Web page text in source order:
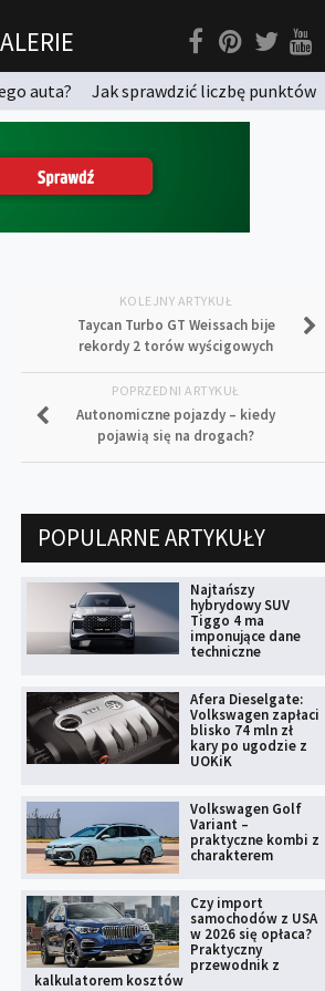
auta?
Jak sprawdzić liczbę punktów
KOLEJNY ARTYKUŁ
Taycan Turbo GT Weissach bije
rekordy 2 torów wyścigowych
POPRZEDNI ARTYKUŁ
Autonomiczne pojazdy – kiedy
pojawią się na drogach?
POPULARNE ARTYKUŁY
Najtańszy
hybrydowy SUV
Tiggo 4 ma
imponujące dane
techniczne
Afera Dieselgate:
Volkswagen zapłaci
blisko 74 mln zł
kary po ugodzie z
UOKiK
Volkswagen Golf
Variant –
praktyczne kombi z
charakterem
Czy import
samochodów z USA
w 2026 się opłaca?
Praktyczny
przewodnik z
kalkulatorem kosztów